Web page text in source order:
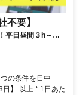
不要】
平日昼間３h～。
の条件を日中
日】 以上 * 1日あた